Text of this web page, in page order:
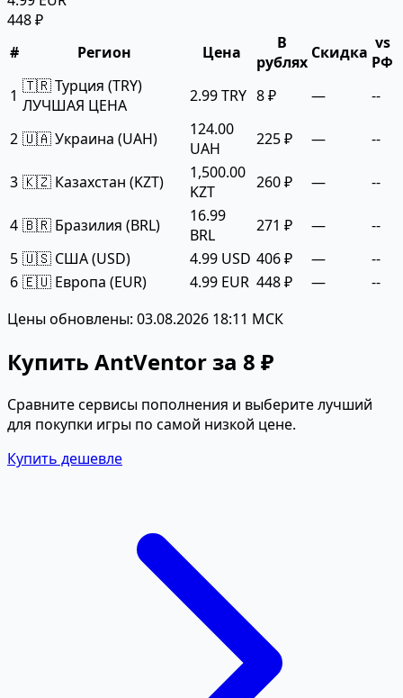
448 ₽
#
Регион Цена
В
рублях Скидка vs
РФ
1 🇹🇷 Турция (TRY)
ЛУЧШАЯ ЦЕНА
2.99 TRY 8 ₽ — --
2 🇺🇦 Украина (UAH)
124.00
UAH
225 ₽ — --
3 🇰🇿 Казахстан (KZT)
1,500.00
KZT
260 ₽ — --
4 🇧🇷 Бразилия (BRL)
16.99
BRL
271 ₽ —
--
5 🇺🇸 США (USD) 4.99 USD 406 ₽ —
--
6 🇪🇺 Европа (EUR) 4.99 EUR 448 ₽ —
--
Цены обновлены: 03.08.2026 18:11 МСК
Купить AntVentor за 8 ₽
Сравните сервисы пополнения и выберите лучший
для покупки игры по самой низкой цене.
Купить дешевле